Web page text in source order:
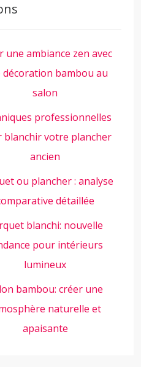
une ambiance zen avec
décoration bambou au
salon
professionnelles
blanchir votre plancher
ancien
ou plancher : analyse
détaillée
blanchi: nouvelle
pour intérieurs
lumineux
bambou: créer une
naturelle et
apaisante